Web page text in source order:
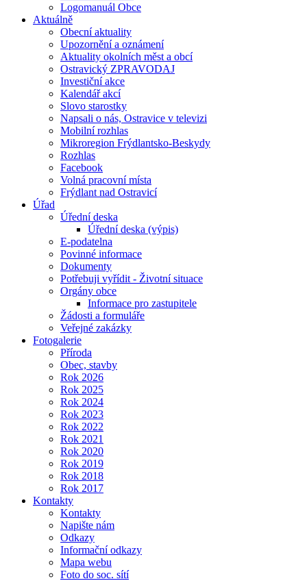
Logomanuál Obce
Aktuálně
Obecní aktuality
Upozornění a oznámení
Aktuality okolních měst a obcí
Ostravický ZPRAVODAJ
Investiční akce
Kalendář akcí
Slovo starostky
Napsali o nás, Ostravice v televizi
Mobilní rozhlas
Mikroregion Frýdlantsko-Beskydy
Rozhlas
Facebook
Volná pracovní místa
Frýdlant nad Ostravicí
Úřad
Úřední deska
Úřední deska (výpis)
E-podatelna
Povinné informace
Dokumenty
Potřebuji vyřídit - Životní situace
Orgány obce
Informace pro zastupitele
Žádosti a formuláře
Veřejné zakázky
Fotogalerie
Příroda
Obec, stavby
Rok 2026
Rok 2025
Rok 2024
Rok 2023
Rok 2022
Rok 2021
Rok 2020
Rok 2019
Rok 2018
Rok 2017
Kontakty
Kontakty
Napište nám
Odkazy
Informační odkazy
Mapa webu
Foto do soc. sítí